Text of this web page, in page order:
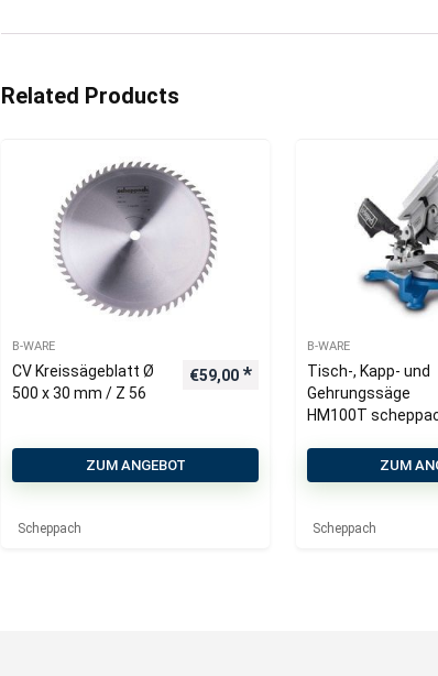
Related Products
B-WARE
CV Kreissägeblatt Ø
500 x 30 mm / Z 56
€59,00
ZUM ANGEBOT
Scheppach
B-WARE
Tisch-, Kapp- und
Gehrungssäge
HM100T
ZUM
Scheppach